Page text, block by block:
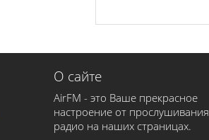
О сайте
AirFM - это Ваше прекрасное
настроение от прослушивания
радио на наших страницах.